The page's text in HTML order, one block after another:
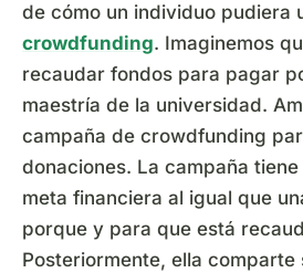
de cómo un individuo pudiera
crowdfunding. Imaginemos
recaudar fondos para pagar
maestría de la universidad.
campaña de crowdfunding
donaciones. La campaña
meta financiera al igual que
porque y para que está
Posteriormente, ella comparte